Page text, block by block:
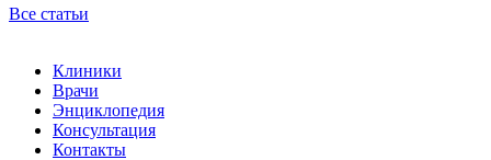
Все статьи
Клиники
Врачи
Энциклопедия
Консультация
Контакты